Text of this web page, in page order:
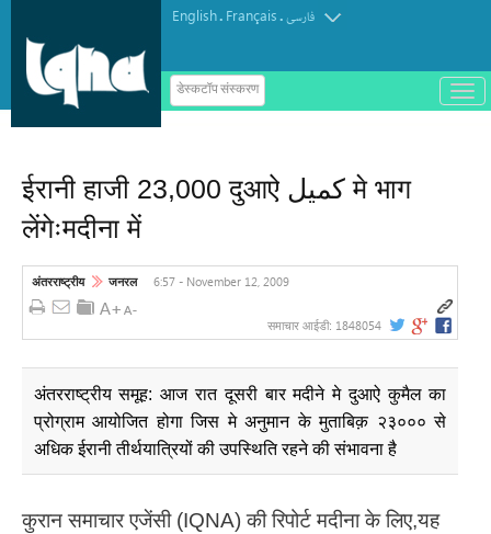
English. Français.فارسی
डेस्कटॉप संस्करण
ب
ا
ईरानी हाजी 23,000 दुआऐ كميل मे भाग
लेंगेःमदीना में
अंतरराष्ट्रीय जनरल 6:57 - November 12, 2009
समाचार आईडी: 1848054
अंतरराष्ट्रीय समूह: आज रात दूसरी बार मदीने मे दुआऐ कुमैल का
प्रोग्राम आयोजित होगा जिस मे अनुमान के मुताबिक़ २३००० से
अधिक ईरानी तीर्थयात्रियों की उपस्थिति रहने की संभावना है
कुरान समाचार एजेंसी (IQNA) की रिपोर्ट मदीना के लिए,यह